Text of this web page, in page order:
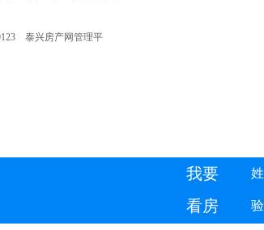
我要
看房
泰兴房产网管理平